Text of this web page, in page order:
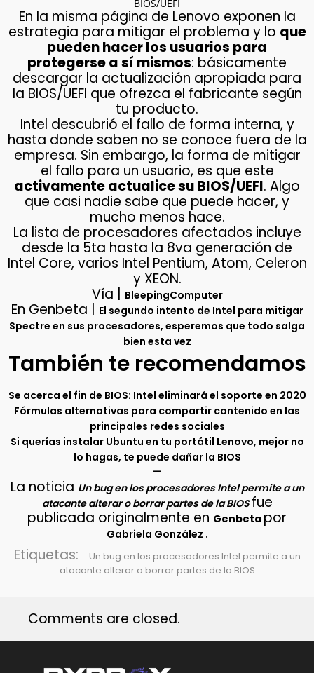
BIOS/UEFI
En la misma página de Lenovo exponen la
estrategia para mitigar el problema y lo que
pueden hacer los usuarios para
protegerse a sí mismos: básicamente
descargar la actualización apropiada para
la BIOS/UEFI que ofrezca el fabricante según
tu producto.
Intel descubrió el fallo de forma interna, y
hasta donde saben no se conoce fuera de la
empresa. Sin embargo, la forma de mitigar
el fallo para un usuario, es que este
activamente actualice su BIOS/UEFI. Algo
que casi nadie sabe que puede hacer, y
mucho menos hace.
La lista de procesadores afectados incluye
desde la 5ta hasta la 8va generación de
Intel Core, varios Intel Pentium, Atom, Celeron
y XEON.
Vía | BleepingComputer
En Genbeta | El segundo intento de Intel para mitigar
Spectre en sus procesadores, esperemos que todo salga
bien esta vez
También te recomendamos
Se acerca el fin de BIOS: Intel eliminará el soporte en 2020
Fórmulas alternativas para compartir contenido en las
principales redes sociales
Si querías instalar Ubuntu en tu portátil Lenovo, mejor no
lo hagas, te puede dañar la BIOS
–
La noticia Un bug en los procesadores Intel permite a un
atacante alterar o borrar partes de la BIOSfue
publicada originalmente en Genbeta por
Gabriela González .
Etiquetas:
Un bug en los procesadores Intel permite a un
atacante alterar o borrar partes de la BIOS
Comments are closed.